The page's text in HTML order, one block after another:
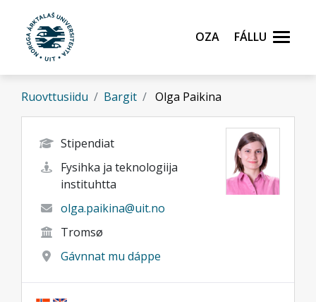
Gå til hovedinnhold
Oza
Fállu
Ruovttusiidu Bargit Olga Paikina
Stipendiat
Fysihka ja teknologiija
instituhtta
olga.paikina@uit.no
Tromsø
Gávnnat mu dáppe